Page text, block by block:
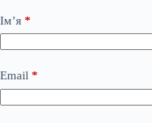
Ім’я *
Email *